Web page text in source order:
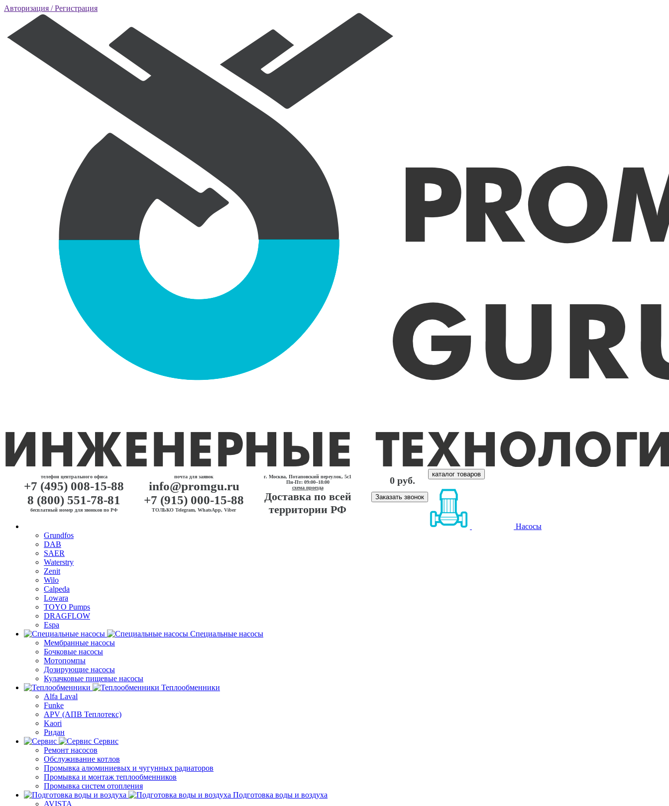
Авторизация / Регистрация
телефон центрального офиса
+7 (495) 008-15-88
8 (800) 551-78-81
бесплатный номер для звонков по РФ
почта для заявок
info@promgu.ru
+7 (915) 000-15-88
ТОЛЬКО Telegram, WhatsApp, Viber
г. Москва, Потаповский переулок, 5с1
Пн-Пт: 09:00–18:00
схема проезда
Доставка по всей
территории РФ
0 руб.
Заказать звонок
каталог товаров
Насосы
Grundfos
DAB
SAER
Waterstry
Zenit
Wilo
Calpeda
Lowara
TOYO Pumps
DRAGFLOW
Espa
Специальные насосы
Мембранные насосы
Бочковые насосы
Мотопомпы
Дозирующие насосы
Кулачковые пищевые насосы
Теплообменники
Alfa Laval
Funke
APV (АПВ Теплотекс)
Kaori
Ридан
Сервис
Ремонт насосов
Обслуживание котлов
Промывка алюминиевых и чугунных радиаторов
Промывка и монтаж теплообменников
Промывка систем отопления
Подготовка воды и воздуха
AVISTA